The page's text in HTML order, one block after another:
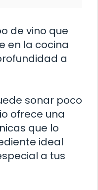
de vino que
en la cocina
a
sonar poco
ofrece una
que lo
ideal
a tus